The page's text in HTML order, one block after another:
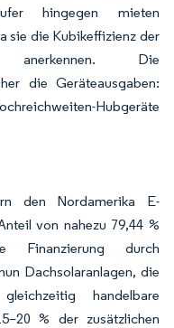
hingegen mieten
sie die Kubikeffizienz der
anerkennen. Die
die Geräteausgaben:
Hubgeräte
den Nordamerika E-
von nahezu 79,44 %
durch
Dachsolaranlagen, die
handelbare
% der zusätzlichen